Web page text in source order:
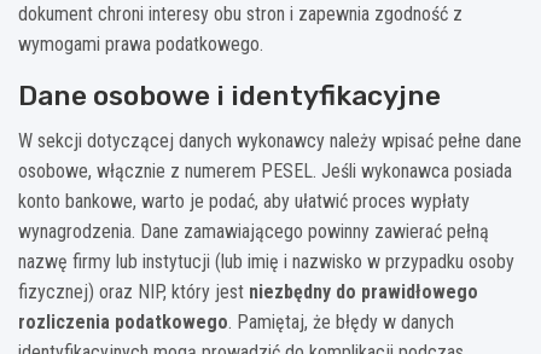
dokument chroni interesy obu stron i zapewnia zgodność z
wymogami prawa podatkowego.
Dane osobowe i identyfikacyjne
W sekcji dotyczącej danych wykonawcy należy wpisać pełne dane
osobowe, włącznie z numerem PESEL. Jeśli wykonawca posiada
konto bankowe, warto je podać, aby ułatwić proces wypłaty
wynagrodzenia. Dane zamawiającego powinny zawierać pełną
nazwę firmy lub instytucji (lub imię i nazwisko w przypadku osoby
fizycznej) oraz NIP, który jest niezbędny do prawidłowego
rozliczenia podatkowego. Pamiętaj, że błędy w danych